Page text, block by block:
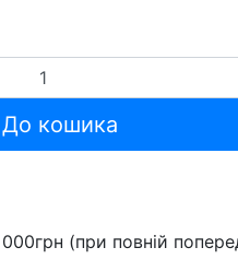
До кошика
(при повній